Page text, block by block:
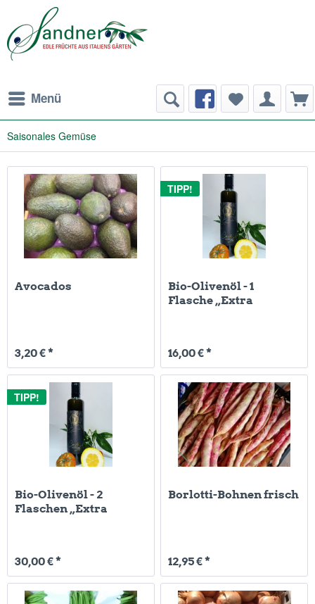
Menü
Saisonales Gemüse
Avocados
3,20 € *
TIPP!
Bio-Olivenöl - 1
Flasche „Extra
16,00 € *
TIPP!
Bio-Olivenöl - 2
Flaschen „Extra
30,00 € *
Borlotti-Bohnen frisch
12,95 € *